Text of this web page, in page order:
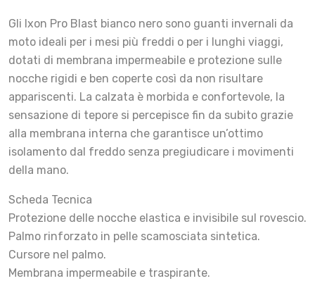
Gli Ixon Pro Blast bianco nero sono guanti invernali da
moto ideali per i mesi più freddi o per i lunghi viaggi,
dotati di membrana impermeabile e protezione sulle
nocche rigidi e ben coperte così da non risultare
appariscenti. La calzata è morbida e confortevole, la
sensazione di tepore si percepisce fin da subito grazie
alla membrana interna che garantisce un’ottimo
isolamento dal freddo senza pregiudicare i movimenti
della mano.
Scheda Tecnica
Protezione delle nocche elastica e invisibile sul rovescio.
Palmo rinforzato in pelle scamosciata sintetica.
Cursore nel palmo.
Membrana impermeabile e traspirante.